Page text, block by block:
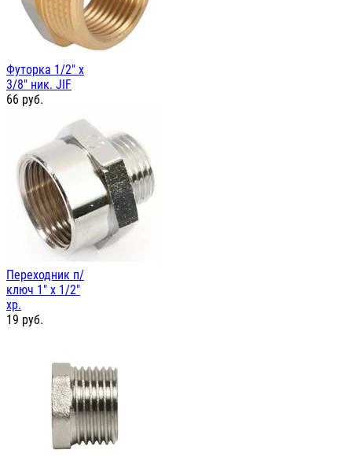
Футорка 1/2" х
3/8" ник. JIF
66 руб.
Переходник п/
ключ 1" х 1/2"
хр.
19 руб.